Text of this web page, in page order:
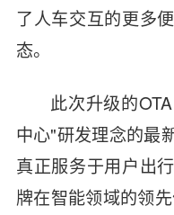
了人车交互的更多
态。
此次升级的
中心"研发理念的最
真正服务于用户出
牌在智能领域的领